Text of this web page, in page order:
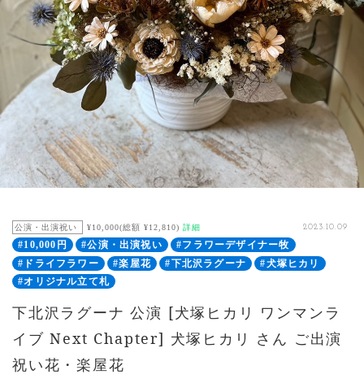
公演・出演祝い ¥10,000(総額 ¥12,810) 詳細 2023.10.09
#10,000円 #公演・出演祝い
#フラワーデザイナー牧
#ドライフラワー
#楽屋花 #下北沢ラグーナ
#犬塚ヒカリ
#オリジナル立て札
下北沢ラグーナ 公演 [犬塚ヒカリ ワンマンラ
イブ Next Chapter] 犬塚ヒカリ さん ご出演
祝い花・楽屋花